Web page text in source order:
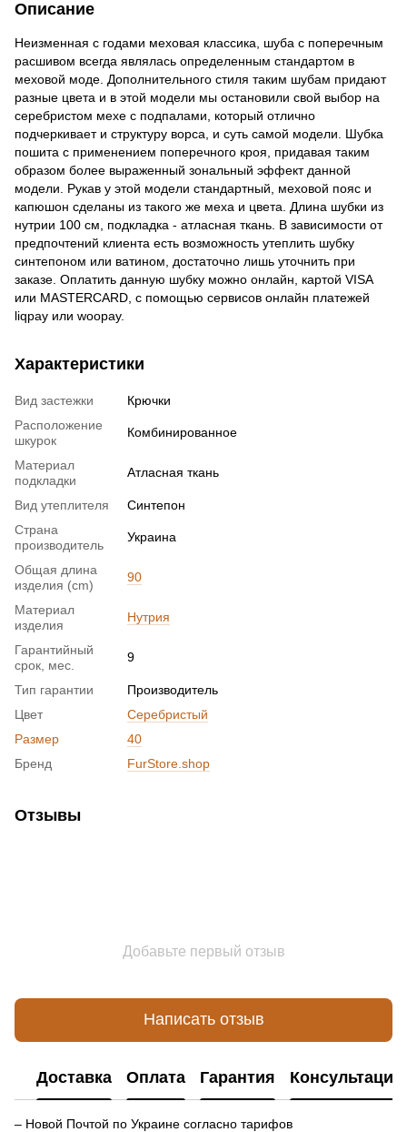
Описание
Неизменная с годами меховая классика, шуба с поперечным
расшивом всегда являлась определенным стандартом в
меховой моде. Дополнительного стиля таким шубам придают
разные цвета и в этой модели мы остановили свой выбор на
серебристом мехе с подпалами, который отлично
подчеркивает и структуру ворса, и суть самой модели. Шубка
пошита с применением поперечного кроя, придавая таким
образом более выраженный зональный эффект данной
модели. Рукав у этой модели стандартный, меховой пояс и
капюшон сделаны из такого же меха и цвета. Длина шубки из
нутрии 100 см, подкладка - атласная ткань. В зависимости от
предпочтений клиента есть возможность утеплить шубку
синтепоном или ватином, достаточно лишь уточнить при
заказе. Оплатить данную шубку можно онлайн, картой VISA
или MASTERCARD, с помощью сервисов онлайн платежей
liqpay или woopay.
Характеристики
Вид застежки
Крючки
Расположение
шкурок
Комбинированное
Материал
подкладки
Атласная ткань
Вид утеплителя
Синтепон
Страна
производитель
Украина
Общая длина
изделия (cm)
90
Материал
изделия
Нутрия
Гарантийный
срок, мес.
9
Тип гарантии
Производитель
Цвет
Серебристый
Размер
40
Бренд
FurStore.shop
Отзывы
Добавьте первый отзыв
Написать отзыв
Доставка Оплата Гарантия Консультация
– Новой Почтой по Украине согласно тарифов